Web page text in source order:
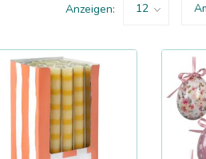
Anzeigen: